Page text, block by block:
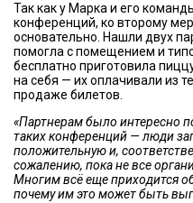
Так как у Марка и его
конференций, ко второму
основательно. Нашли двух
помогла с помещением и
бесплатно приготовила
на себя — их оплачивали из
продаже билетов.
«Партнерам было интересно
таких конференций — люди
положительную и,
сожалению, пока не все
Многим всё еще приходится
почему им это может быть